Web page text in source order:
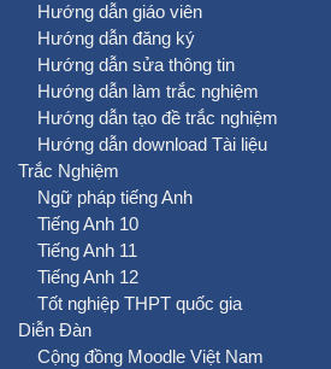
Hướng dẫn giáo viên
Hướng dẫn đăng ký
Hướng dẫn sửa thông tin
Hướng dẫn làm trắc nghiệm
Hướng dẫn tạo đề trắc nghiệm
Hướng dẫn download Tài liệu
Trắc Nghiệm
Ngữ pháp tiếng Anh
Tiếng Anh 10
Tiếng Anh 11
Tiếng Anh 12
Tốt nghiệp THPT quốc gia
Diễn Đàn
Cộng đồng Moodle Việt Nam